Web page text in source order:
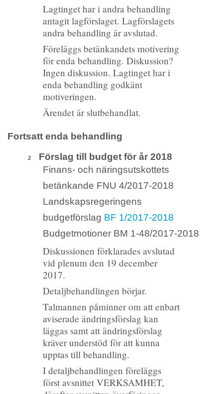
Lagtinget har i andra behandling
antagit lagförslaget. Lagförslagets
andra behandling är avslutad.
Föreläggs betänkandets motivering
för enda behandling. Diskussion?
Ingen diskussion. Lagtinget har i
enda behandling godkänt
motiveringen.
Ärendet är slutbehandlat.
Fortsatt enda behandling
2
Förslag till budget för år 2018
Finans- och näringsutskottets
betänkande FNU 4/2017-2018
Landskapsregeringens
budgetförslag BF 1/2017-2018
Budgetmotioner BM 1-48/2017-2018
Diskussionen förklarades avslutad
vid plenum den 19 december
2017.
Detaljbehandlingen börjar.
Talmannen påminner om att enbart
aviserade ändringsförslag kan
läggas samt att ändringsförslag
kräver understöd för att kunna
upptas till behandling.
I detaljbehandlingen föreläggs
först avsnittet VERKSAMHET,